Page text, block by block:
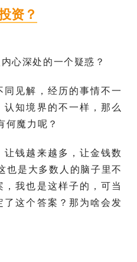
资？
心深处的一个疑惑？
见解，经历的事情不一
知境界的不一样，那么
何魔力呢？
钱越来越多，让金钱数
也是大多数人的脑子里不
我也是这样子的，可当
这个答案？那为啥会发